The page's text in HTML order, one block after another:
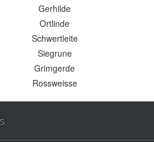
Gerhilde
Ortlinde
Schwertleite
Siegrune
Grimgerde
Rossweisse